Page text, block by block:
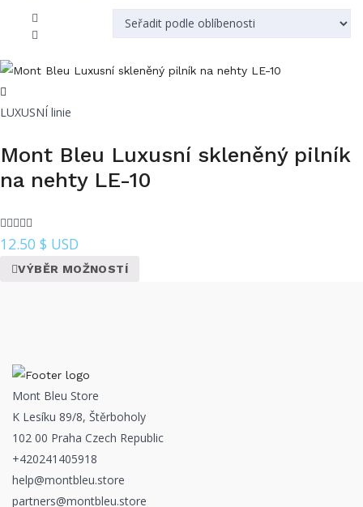
LUXUSNÍ linie
Mont Bleu Luxusní skleněný pilník
na nehty LE-10
12.50 $ USD
VÝBĚR MOŽNOSTÍ
Mont Bleu Store
K Lesíku 89/8, Štěrboholy
102 00 Praha Czech Republic
+420241405918
help@montbleu.store
partners@montbleu.store